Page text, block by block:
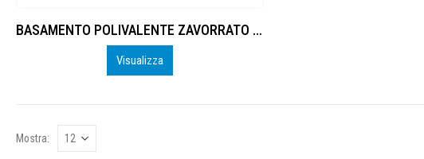
BASAMENTO POLIVALENTE ZAVORRATO PER SUPPORTO ATTREZZI SMONTABILE, PER PALI CON DIAMETRO Ø50MM.
Visualizza
Mostra: